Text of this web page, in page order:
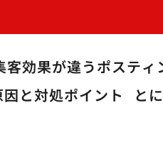
客効果が違うポスティ
と対処ポイント
と